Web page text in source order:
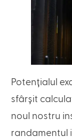
Potențialul
sfârșit
noul nostru
randamentul